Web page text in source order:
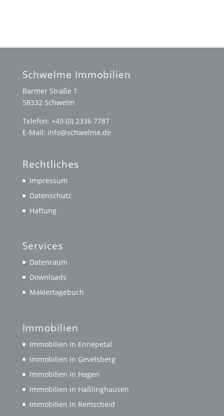
Schwelme Immobilien
Barmer Straße 1
58332 Schwelm
Telefon: +49 (0) 2336 7787
E-Mail: info@schwelme.de
Rechtliches
Impressum
Datenschutz
Haftung
Services
Datenraum
Downloads
Maklertagebuch
Immobilien
Immobilien in Ennepetal
Immobilien in Gevelsberg
Immobilien in Hagen
Immobilien in Haßlinghausen
Immobilien in Remscheid